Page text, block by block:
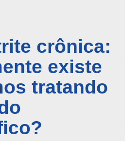
crônica:
existe
tratando